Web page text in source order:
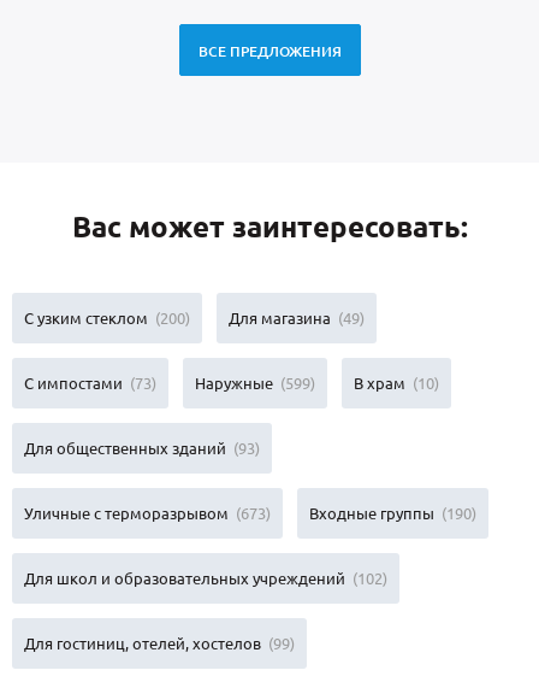
ВСЕ ПРЕДЛОЖЕНИЯ
Вас может заинтересовать:
С узким стеклом (200) Для магазина (49)
С импостами (73) Наружные (599) В храм (10)
Для общественных зданий (93)
Уличные с терморазрывом (673) Входные группы (190)
Для школ и образовательных учреждений (102)
Для гостиниц, отелей, хостелов (99)